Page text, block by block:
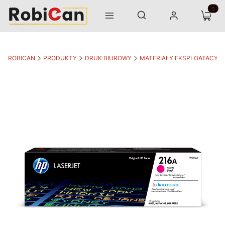
Menu Otwórz wyszukiwarkę
Szukaj Zaloguj się Koszyk
ROBICAN PRODUKTY DRUK BIUROWY MATERIAŁY